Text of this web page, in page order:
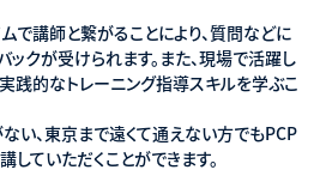
で講師と繋がることにより、質問などに
ックが受けられます。また、現場で活躍し
践的なトレーニング指導スキルを学ぶこ
い、東京まで遠くて通えない方でもPCP
ていただくことができます。